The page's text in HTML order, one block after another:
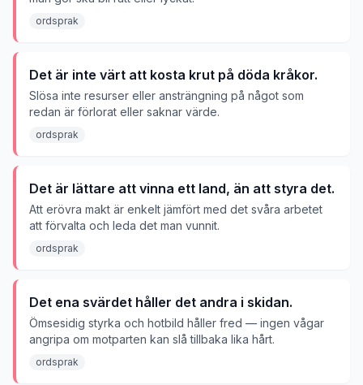
ordsprak
Det är inte värt att kosta krut på döda kråkor.
Slösa inte resurser eller ansträngning på något som
redan är förlorat eller saknar värde.
ordsprak
Det är lättare att vinna ett land, än att styra det.
Att erövra makt är enkelt jämfört med det svåra arbetet
att förvalta och leda det man vunnit.
ordsprak
Det ena svärdet håller det andra i skidan.
Ömsesidig styrka och hotbild håller fred — ingen vågar
angripa om motparten kan slå tillbaka lika hårt.
ordsprak